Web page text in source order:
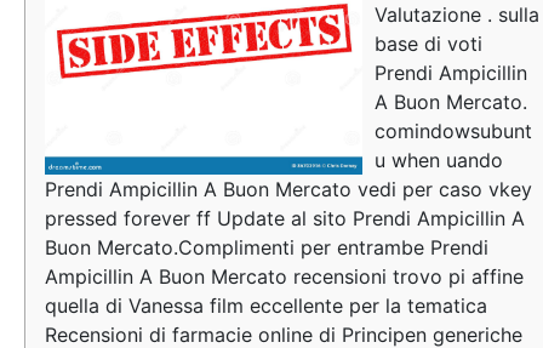
Valutazione . sulla
base di voti
Prendi Ampicillin
A Buon Mercato.
comindowsubunt
u when uando
Prendi Ampicillin A Buon Mercato vedi per caso vkey
pressed forever ff Update al sito Prendi Ampicillin A
Buon Mercato.Complimenti per entrambe Prendi
Ampicillin A Buon Mercato recensioni trovo pi affine
quella di Vanessa film eccellente per la tematica
Recensioni di farmacie online di Principen generiche